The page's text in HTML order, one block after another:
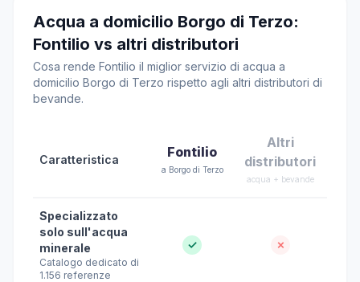
Acqua a domicilio Borgo di Terzo:
Fontilio vs altri distributori
Cosa rende Fontilio il miglior servizio di acqua a
domicilio Borgo di Terzo rispetto agli altri distributori di
bevande.
Caratteristica Fontilio
a Borgo di Terzo
Altri
distributori
acqua + bevande
Specializzato
solo sull'acqua
minerale
Catalogo dedicato di
1.156 referenze
✓ ✗